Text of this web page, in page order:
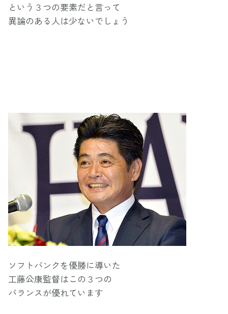
という３つの要素だと言って
異論のある人は少ないでしょう
ソフトバンクを優勝に導いた
工藤公康監督はこの３つの
バランスが優れています